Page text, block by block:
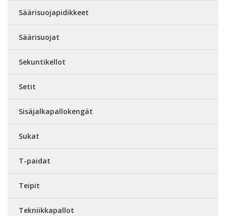
Säärisuojapidikkeet
Säärisuojat
Sekuntikellot
Setit
Sisäjalkapallokengät
Sukat
T-paidat
Teipit
Tekniikkapallot